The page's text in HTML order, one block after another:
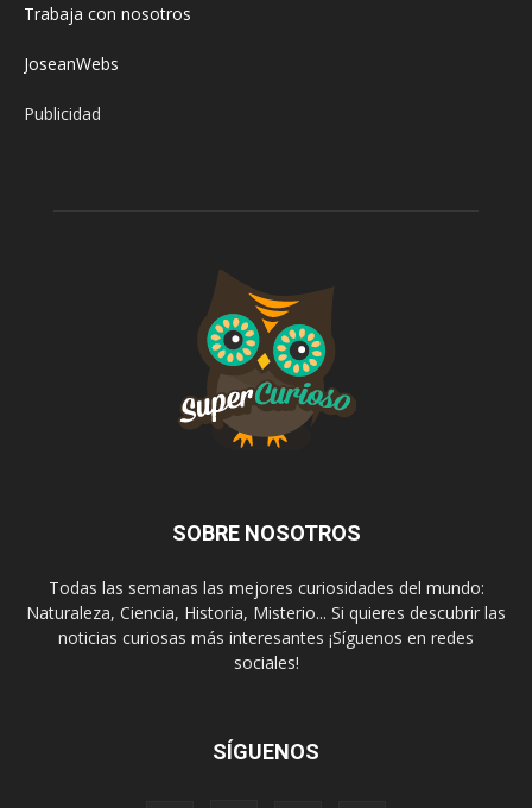
Trabaja con nosotros
JoseanWebs
Publicidad
SOBRE NOSOTROS
Todas las semanas las mejores curiosidades del mundo:
Naturaleza, Ciencia, Historia, Misterio... Si quieres descubrir las
noticias curiosas más interesantes ¡Síguenos en redes
sociales!
SÍGUENOS